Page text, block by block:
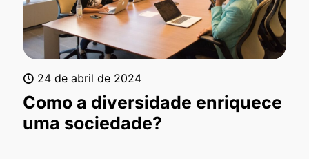
24 de abril de 2024
Como a diversidade enriquece
uma sociedade?